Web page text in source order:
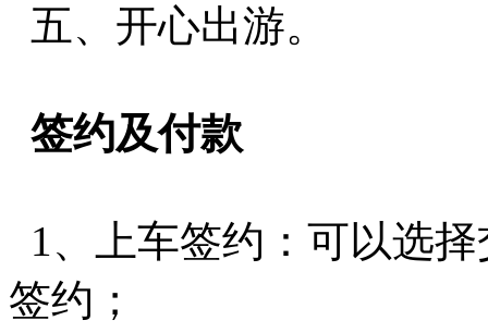
五、开心出游。
签约及付款
1、上车签约：可以选
签约；